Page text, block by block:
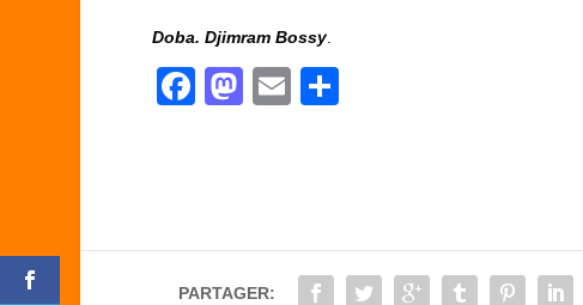
Doba. Djimram Bossy.
F
b
o
M
d
o
E
er
PARTAGER: